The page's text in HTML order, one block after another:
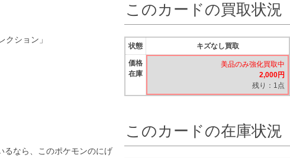
クション」
るなら、このポケモンのにげ
このカードの買取状況
状態
価格
在庫
キズなし買取
美品のみ強化買取中
2,000円
残り：1点
このカードの在庫状況